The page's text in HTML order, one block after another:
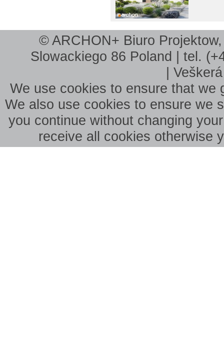
© ARCHON+ Biuro
Slowackiego 86 Poland | tel.
|
We use cookies to ensure that we
We also use cookies to ensure we
you continue without changing
receive all cookies otherwise